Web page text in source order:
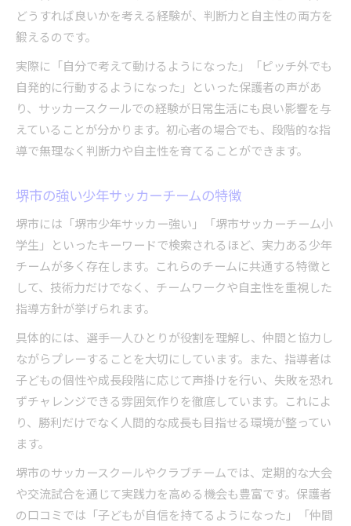
どうすれば良いかを考える経験が、判断力と自主性の両方を
鍛えるのです。
実際に「自分で考えて動けるようになった」「ピッチ外でも
自発的に行動するようになった」といった保護者の声があ
り、サッカースクールでの経験が日常生活にも良い影響を与
えていることが分かります。初心者の場合でも、段階的な指
導で無理なく判断力や自主性を育てることができます。
堺市の強い少年サッカーチームの特徴
堺市には「堺市少年サッカー強い」「堺市サッカーチーム小
学生」といったキーワードで検索されるほど、実力ある少年
チームが多く存在します。これらのチームに共通する特徴と
して、技術力だけでなく、チームワークや自主性を重視した
指導方針が挙げられます。
具体的には、選手一人ひとりが役割を理解し、仲間と協力し
ながらプレーすることを大切にしています。また、指導者は
子どもの個性や成長段階に応じて声掛けを行い、失敗を恐れ
ずチャレンジできる雰囲気作りを徹底しています。これによ
り、勝利だけでなく人間的な成長も目指せる環境が整ってい
ます。
堺市のサッカースクールやクラブチームでは、定期的な大会
や交流試合を通じて実践力を高める機会も豊富です。保護者
の口コミでは「子どもが自信を持てるようになった」「仲間